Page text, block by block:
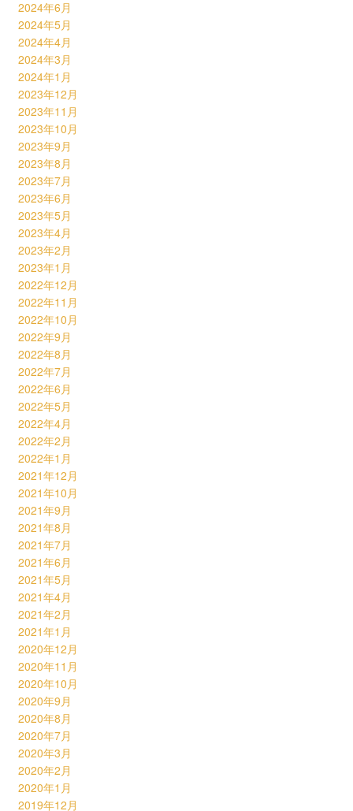
2024年6月
2024年5月
2024年4月
2024年3月
2024年1月
2023年12月
2023年11月
2023年10月
2023年9月
2023年8月
2023年7月
2023年6月
2023年5月
2023年4月
2023年2月
2023年1月
2022年12月
2022年11月
2022年10月
2022年9月
2022年8月
2022年7月
2022年6月
2022年5月
2022年4月
2022年2月
2022年1月
2021年12月
2021年10月
2021年9月
2021年8月
2021年7月
2021年6月
2021年5月
2021年4月
2021年2月
2021年1月
2020年12月
2020年11月
2020年10月
2020年9月
2020年8月
2020年7月
2020年3月
2020年2月
2020年1月
2019年12月